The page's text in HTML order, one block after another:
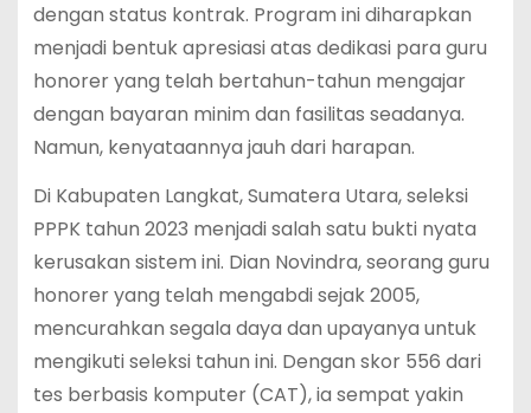
dengan status kontrak. Program ini diharapkan
menjadi bentuk apresiasi atas dedikasi para guru
honorer yang telah bertahun-tahun mengajar
dengan bayaran minim dan fasilitas seadanya.
Namun, kenyataannya jauh dari harapan.
Di Kabupaten Langkat, Sumatera Utara, seleksi
PPPK tahun 2023 menjadi salah satu bukti nyata
kerusakan sistem ini. Dian Novindra, seorang guru
honorer yang telah mengabdi sejak 2005,
mencurahkan segala daya dan upayanya untuk
mengikuti seleksi tahun ini. Dengan skor 556 dari
tes berbasis komputer (CAT), ia sempat yakin